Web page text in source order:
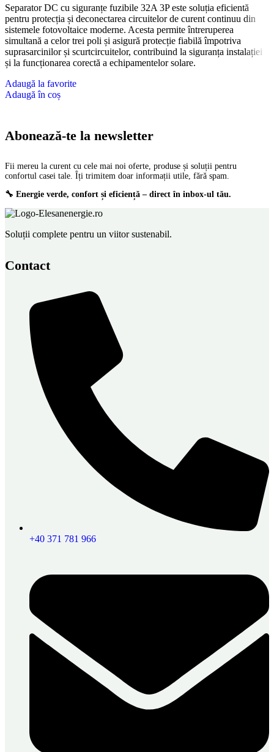
Separator DC cu siguranțe fuzibile 32A 3P este soluția eficientă
pentru protecția și deconectarea circuitelor de curent continuu din
sistemele fotovoltaice moderne. Acesta permite întreruperea
simultană a celor trei poli și asigură protecție fiabilă împotriva
suprasarcinilor și scurtcircuitelor, contribuind la siguranța instalației
și la funcționarea corectă a echipamentelor solare.
Adaugă la favorite
Adaugă în coș
Abonează-te la newsletter
Fii mereu la curent cu cele mai noi oferte, produse și soluții pentru
confortul casei tale. Îți trimitem doar informații utile, fără spam.
🔧 Energie verde, confort și eficiență – direct în inbox-ul tău.
Soluții complete pentru un viitor sustenabil.
Contact
+40 371 781 966